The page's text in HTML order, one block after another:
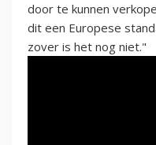
door te kunnen
dit een Europese
zover is het nog niet."